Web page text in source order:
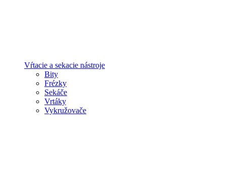
Vŕtacie a sekacie nástroje
Bity
Frézky
Sekáče
Vrtáky
Vykružovače